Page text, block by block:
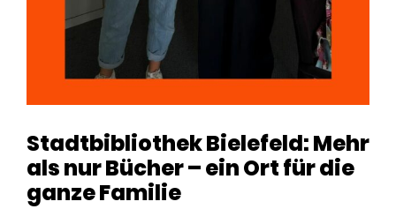
Stadtbibliothek Bielefeld: Mehr
als nur Bücher – ein Ort für die
ganze Familie